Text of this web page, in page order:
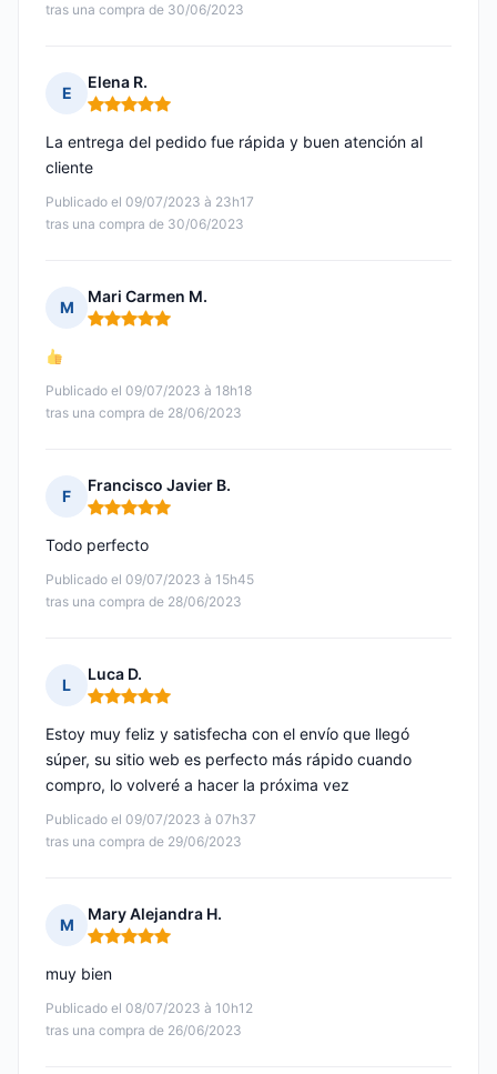
tras una compra de 30/06/2023
E
Elena R.
Nota: 5 de 5
Publicado el 09/07/2023 à 23h17
tras una compra de 30/06/2023
La entrega del pedido fue rápida y buen atención al
cliente
M
Mari Carmen M.
Nota: 5 de 5
Publicado el 09/07/2023 à 18h18
tras una compra de 28/06/2023
F
Francisco Javier B.
Nota: 5 de 5
Publicado el 09/07/2023 à 15h45
tras una compra de 28/06/2023
Todo perfecto
L
Luca D.
Nota: 5 de 5
Publicado el 09/07/2023 à 07h37
tras una compra de 29/06/2023
Estoy muy feliz y satisfecha con el envío que llegó
súper, su sitio web es perfecto más rápido cuando
compro, lo volveré a hacer la próxima vez
M
Mary Alejandra H.
Nota: 5 de 5
Publicado el 08/07/2023 à 10h12
tras una compra de 26/06/2023
muy bien